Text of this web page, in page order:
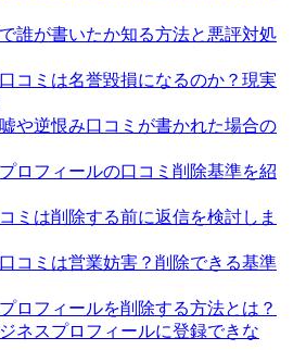
誰が書いたか知る方法と悪評対処
コミは名誉毀損になるのか？現実
や逆恨み口コミが書かれた場合の
ロフィールの口コミ削除基準を紹
ミは削除する前に返信を検討しま
コミは営業妨害？削除できる基準
ロフィールを削除する方法とは？
ネスプロフィールに登録できな